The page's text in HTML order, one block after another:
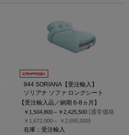
944 SORIANA【受注輸入】
ソリアナ ソファ ロングシート
【受注輸入品／納期 6-8ヵ月】
￥1,504,800～ ￥2,425,500 (通常価格
￥1,672,000～ ￥2,695,000)
在庫：受注輸入